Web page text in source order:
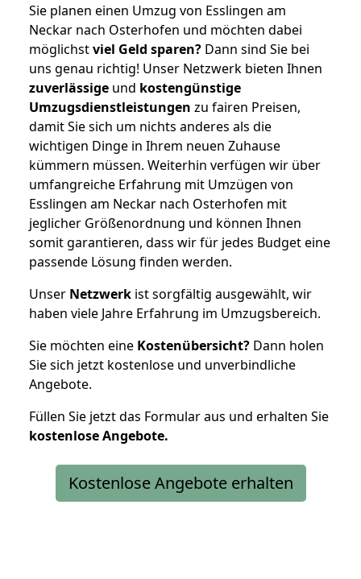
Sie planen einen Umzug von Esslingen am
Neckar nach Osterhofen und möchten dabei
möglichstviel Geld sparen? Dann sind Sie bei
uns genau richtig! Unser Netzwerk bieten Ihnen
zuverlässige und kostengünstige
Umzugsdienstleistungen zu fairen Preisen,
damit Sie sich um nichts anderes als die
wichtigen Dinge in Ihrem neuen Zuhause
kümmern müssen. Weiterhin verfügen wir über
umfangreiche Erfahrung mit Umzügen von
Esslingen am Neckar nach Osterhofen mit
jeglicher Größenordnung und können Ihnen
somit garantieren, dass wir für jedes Budget eine
passende Lösung finden werden.
Unser Netzwerk ist sorgfältig ausgewählt, wir
haben viele Jahre Erfahrung im Umzugsbereich.
Sie möchten eine Kostenübersicht? Dann holen
Sie sich jetzt kostenlose und unverbindliche
Angebote.
Füllen Sie jetzt das Formular aus und erhalten Sie
kostenloseAngebote.
Kostenlose Angebote erhalten